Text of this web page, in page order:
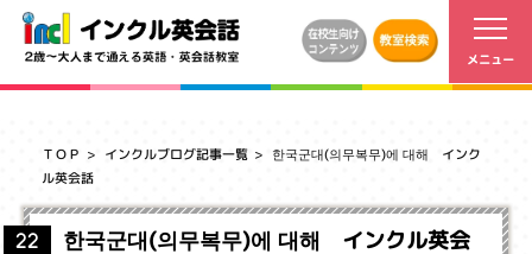
ＴＯＰ インクルブログ記事一覧 한국군대(의무복무)에 대해 インク
ル英会話
한국군대(의무복무)에 대해 インクル英会
22